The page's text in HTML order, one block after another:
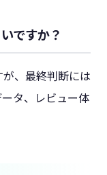
ですか？
、最終判断には
タ、レビュー体